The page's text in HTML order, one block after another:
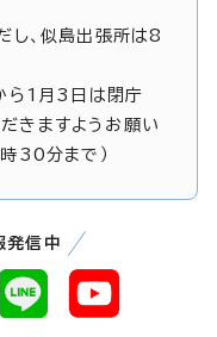
、似島出張所は8
ら1月3日は閉庁
きますようお願い
30分まで）
発信中